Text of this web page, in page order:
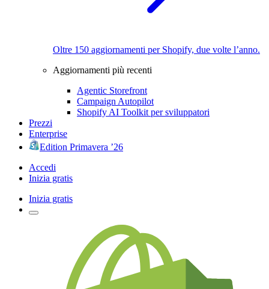
Oltre 150 aggiornamenti per Shopify, due volte l’anno.
Aggiornamenti più recenti
Agentic Storefront
Campaign Autopilot
Shopify AI Toolkit per sviluppatori
Prezzi
Enterprise
Edition Primavera ’26
Accedi
Inizia gratis
Inizia gratis